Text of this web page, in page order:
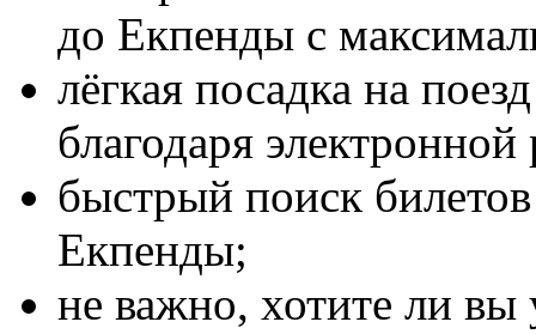
до Екпенды с
лёгкая посадка на
благодаря
быстрый поиск
Екпенды;
не важно, хотите ли вы